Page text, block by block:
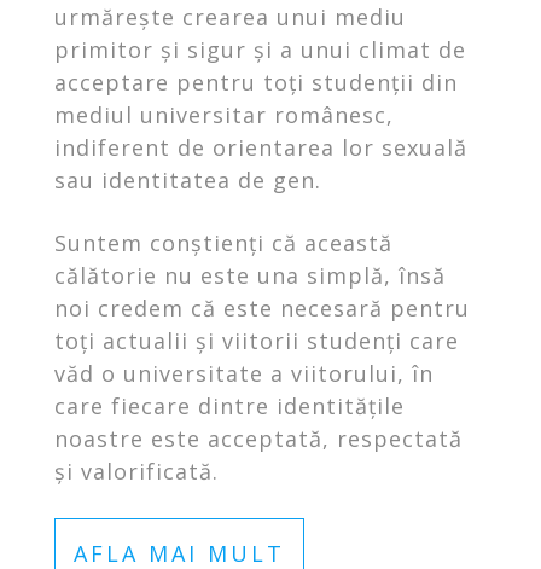
urmărește crearea unui mediu
primitor și sigur și a unui climat de
acceptare pentru toți studenții din
mediul universitar românesc,
indiferent de orientarea lor sexuală
sau identitatea de gen.
Suntem conștienți că această
călătorie nu este una simplă, însă
noi credem că este necesară pentru
toți actualii și viitorii studenți care
văd o universitate a viitorului, în
care fiecare dintre identitățile
noastre este acceptată, respectată
și valorificată.
AFLA MAI MULT